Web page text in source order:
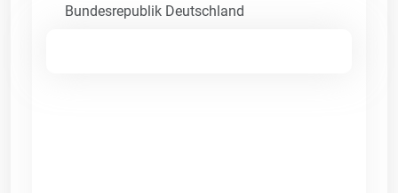
Bundesrepublik Deutschland